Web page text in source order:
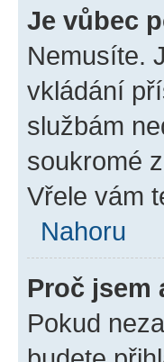
Je vůbec
Nemusíte.
vkládání
službám
soukromé
Vřele vám
Nahoru
Proč jsem
Pokud